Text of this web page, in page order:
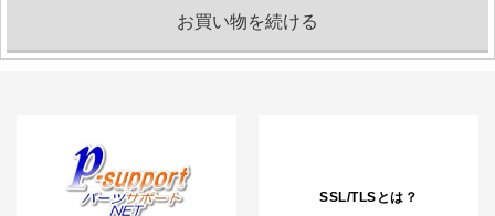
SSL/TLSとは？